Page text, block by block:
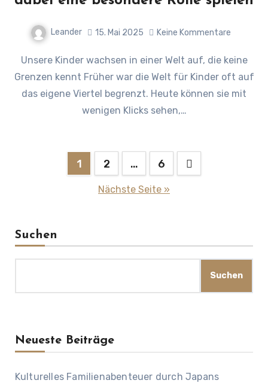
Leander 15. Mai 2025 Keine Kommentare
Unsere Kinder wachsen in einer Welt auf, die keine
Grenzen kennt Früher war die Welt für Kinder oft auf
das eigene Viertel begrenzt. Heute können sie mit
wenigen Klicks sehen,…
Seitennummerierung
1 2 … 6
Nächste Seite »
Suchen
Suchen
Neueste Beiträge
Kulturelles Familienabenteuer durch Japans